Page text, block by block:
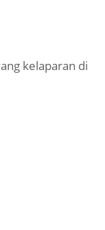
kelaparan di